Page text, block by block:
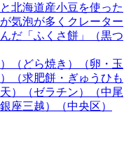
北海道産小豆を使った
気泡が多くクレーター
だ「ふくさ餅」（黒つ
（どら焼き）（卵・玉
（求肥餅・ぎゅうひも
）（ゼラチン）（中尾
座三越）（中央区）